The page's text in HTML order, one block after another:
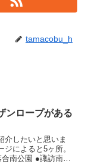
tamacobu_h
ンロープがある
介したいと思いま
によると5ヶ所。
南公園 ●諏訪南公